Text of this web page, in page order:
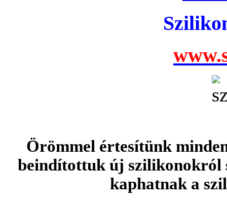
Örömmel értesítünk
beindítottuk új szilikonokról
kaphatnak a